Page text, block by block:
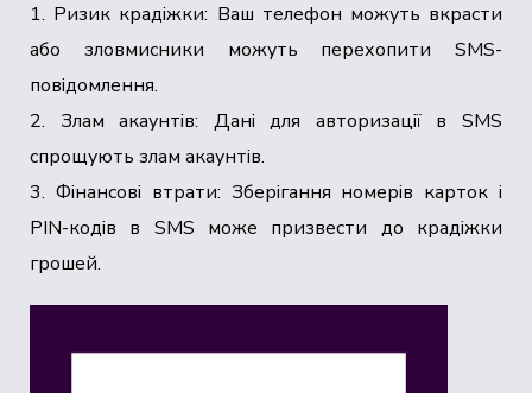
1. Ризик крадіжки: Ваш телефон можуть вкрасти
або зловмисники можуть перехопити SMS-
повідомлення.
2. Злам акаунтів: Дані для авторизації в SMS
спрощують злам акаунтів.
3. Фінансові втрати: Зберігання номерів карток і
PIN-кодів в SMS може призвести до крадіжки
грошей.